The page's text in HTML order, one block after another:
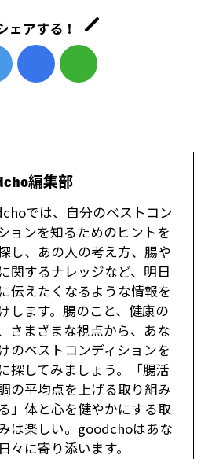
ェアする！
編集部
では、自分のベストコン
ョンを知るためのヒントを
し、あの人の考え方、腸や
関するナレッジなど、明日
伝えたくなるような情報を
します。腸のこと、健康の
さまざまな視点から、あな
のベストコンディションを
探してみましょう。「腸活
の平均点を上げる取り組み
」体と心を健やかにする取
は楽しい。goodchoはあな
々に寄り添います。